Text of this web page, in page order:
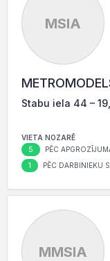
MSIA
Stabu iela 44 –
VIETA NOZARĒ
5 PĒC
1 PĒC DARBINIEKU
MMSIA